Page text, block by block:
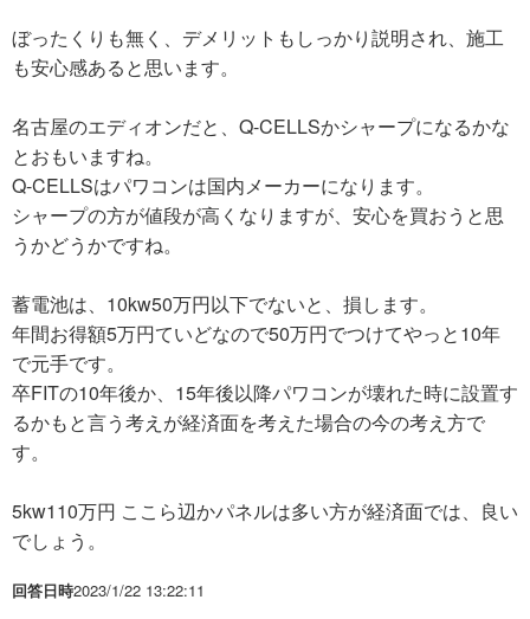
ぼったくりも無く、デメリットもしっかり説明され、施工
も安心感あると思います。
名古屋のエディオンだと、Q-CELLSかシャープになるかな
とおもいますね。
Q-CELLSはパワコンは国内メーカーになります。
シャープの方が値段が高くなりますが、安心を買おうと思
うかどうかですね。
蓄電池は、10kw50万円以下でないと、損します。
年間お得額5万円ていどなので50万円でつけてやっと10年
で元手です。
卒FITの10年後か、15年後以降パワコンが壊れた時に設置す
るかもと言う考えが経済面を考えた場合の今の考え方で
す。
5kw110万円 ここら辺かパネルは多い方が経済面では、良い
でしょう。
回答日時2023/1/22 13:22:11